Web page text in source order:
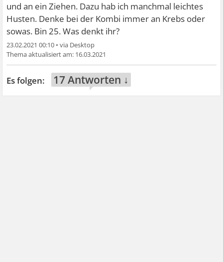
und an ein Ziehen. Dazu hab ich manchmal leichtes
Husten. Denke bei der Kombi immer an Krebs oder
sowas. Bin 25. Was denkt ihr?
23.02.2021 00:10 •
16.03.2021
17 Antworten ↓